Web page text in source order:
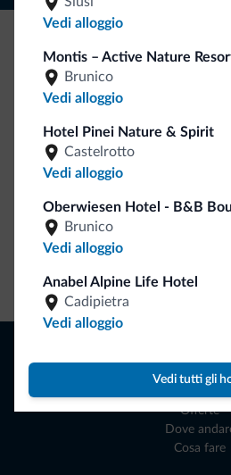
Vedi alloggio
Montis – Active Nature
Brunico
Vedi alloggio
Hotel Pinei Nature & Spirit
Castelrotto
Vedi alloggio
Oberwiesen Hotel - B&B
Brunico
Vedi alloggio
Anabel Alpine Life Hotel
Cadipietra
Vedi alloggio
Vedi tutti gli
Be Original, scopri la
Ce l'avete chiesto in tanti. Ecco la
Vai allo shop
Dove
Offerte
Dove
Cosa fare